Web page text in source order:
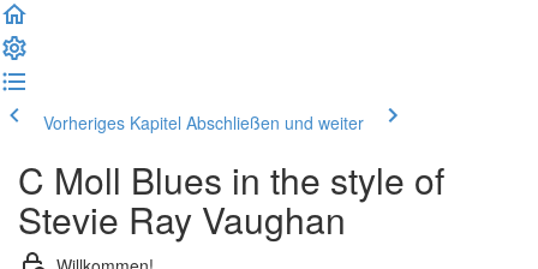
Vorheriges Kapitel Abschließen und weiter
C Moll Blues in the style of
Stevie Ray Vaughan